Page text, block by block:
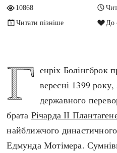
Культура і мистецтво
Людина і суспільство
Подорожі і відкриття
Політика
Релігія
Розваги і дозвілля
Спорт
Чудеса світу
10868
Читати пізніше
До
Г енріх Болінгброк
вересні 1399
державного
брата Річарда ІІ
найближчого
Едмунда Мотімера.